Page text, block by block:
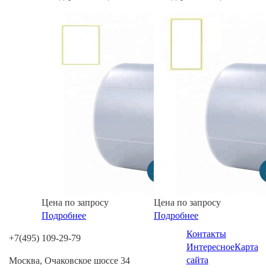
Цена по запросу
Подробнее
Цена по запросу
Подробнее
+7(495) 109-29-79
Москва, Очаковское шоссе 34
Контакты
ИнтересноеКарта
сайта